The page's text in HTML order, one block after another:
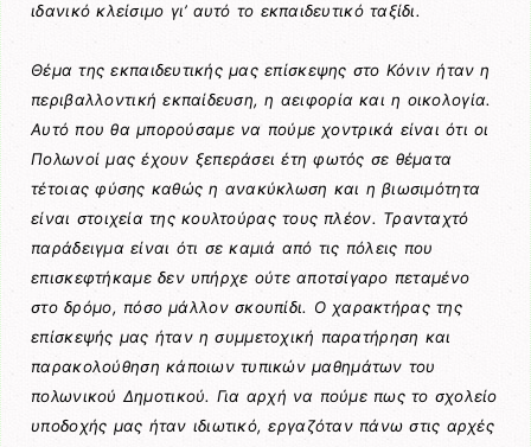
ιδανικό κλείσιμο γι’ αυτό το εκπαιδευτικό ταξίδι.
Θέμα της εκπαιδευτικής μας επίσκεψης στο Κόνιν ήταν η
περιβαλλοντική εκπαίδευση, η αειφορία και η οικολογία.
Αυτό που θα μπορούσαμε να πούμε χοντρικά είναι ότι οι
Πολωνοί μας έχουν ξεπεράσει έτη φωτός σε θέματα
τέτοιας φύσης καθώς η ανακύκλωση και η βιωσιμότητα
είναι στοιχεία της κουλτούρας τους πλέον. Τρανταχτό
παράδειγμα είναι ότι σε καμιά από τις πόλεις που
επισκεφτήκαμε δεν υπήρχε ούτε αποτσίγαρο πεταμένο
στο δρόμο, πόσο μάλλον σκουπίδι. Ο χαρακτήρας της
επίσκεψής μας ήταν η συμμετοχική παρατήρηση και
παρακολούθηση κάποιων τυπικών μαθημάτων του
πολωνικού Δημοτικού. Για αρχή να πούμε πως το σχολείο
υποδοχής μας ήταν ιδιωτικό, εργαζόταν πάνω στις αρχές